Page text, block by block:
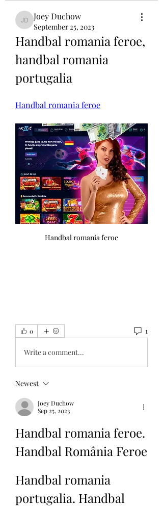
Joey Duchow
Joey Duchow
September 25, 2023
Handbal romania feroe,
handbal romania
portugalia
Handbal romania feroe
Handbal romania feroe
0 1
Write a comment...
Newest
Joey Duchow
Sep 25, 2023
Handbal romania feroe.
Handbal romania
portugalia. Handbal